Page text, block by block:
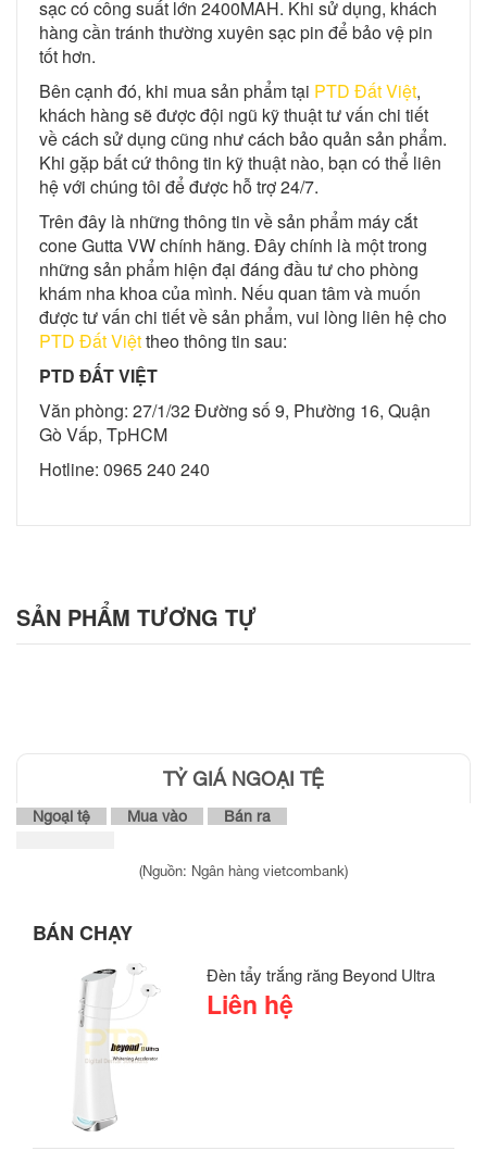
sạc có công suất lớn 2400MAH. Khi sử dụng, khách
hàng cần tránh thường xuyên sạc pin để bảo vệ pin
tốt hơn.
Bên cạnh đó, khi mua sản phẩm tại PTD Đất Việt,
khách hàng sẽ được đội ngũ kỹ thuật tư vấn chi tiết
về cách sử dụng cũng như cách bảo quản sản phẩm.
Khi gặp bất cứ thông tin kỹ thuật nào, bạn có thể liên
hệ với chúng tôi để được hỗ trợ 24/7.
Trên đây là những thông tin về sản phẩm máy cắt
cone Gutta VW chính hãng. Đây chính là một trong
những sản phẩm hiện đại đáng đầu tư cho phòng
khám nha khoa của mình. Nếu quan tâm và muốn
được tư vấn chi tiết về sản phẩm, vui lòng liên hệ cho
PTD Đất Việttheo thông tin sau:
PTD ĐẤT VIỆT
Văn phòng: 27/1/32 Đường số 9, Phường 16, Quận
Gò Vấp, TpHCM
Hotline: 0965 240 240
SẢN PHẨM TƯƠNG TỰ
TỶ GIÁ NGOẠI TỆ
Ngoại tệ Mua vào Bán ra
(Nguồn: Ngân hàng vietcombank)
BÁN CHẠY
Đèn tẩy trắng răng Beyond Ultra
Liên hệ